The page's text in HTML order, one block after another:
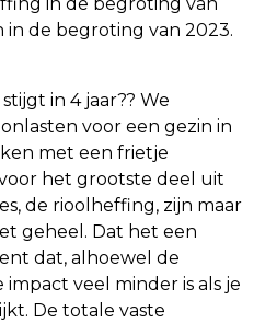
in de begroting van
in de begroting van 2023.
in 4 jaar?? We
voor een gezin in
met een frietje
het grootste deel uit
de rioolheffing, zijn maar
geheel. Dat het een
dat, alhoewel de
veel minder is als je
De totale vaste